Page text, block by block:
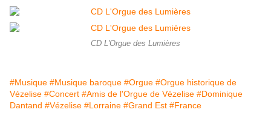
CD L'Orgue des Lumières
#Musique #Musique baroque #Orgue #Orgue historique de
Vézelise #Concert #Amis de l'Orgue de Vézelise #Dominique
Dantand #Vézelise #Lorraine #Grand Est #France